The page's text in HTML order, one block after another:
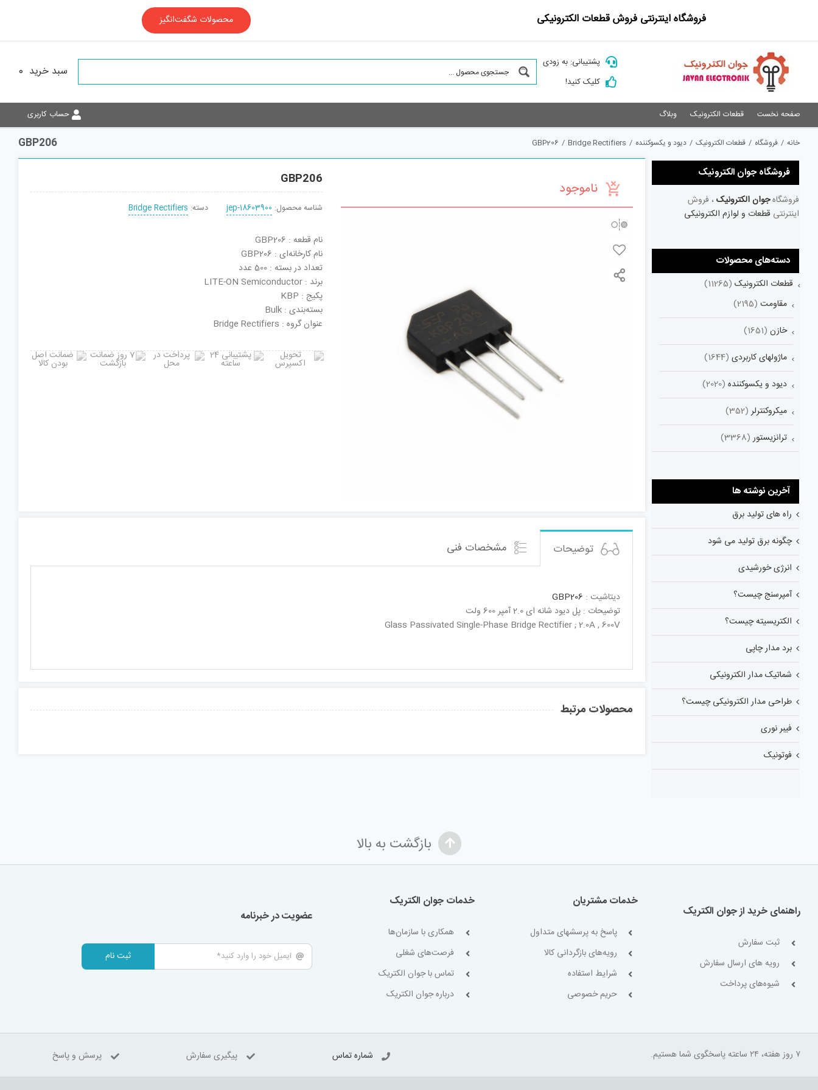
فروشگاه اینترنتی فروش قطعات الکترونیکی محصولات شگفت‌انگیز
پشتیبانی: به زودی
کلیک کنید!
سبد خرید 0
صفحه نخست قطعات الکترونیک وبلاگ حساب کاربری
GBP206 خانه / فروشگاه / قطعات الکترونیک / دیود و یکسوکننده /
Bridge Rectifiers
/
GBP206
ناموجود GBP206
شناسه محصول: jep-18603900 دسته: Bridge Rectifiers
نام قطعه : GBP206
نام کارخانه‌ای : GBP206
تعداد در بسته : 500 عدد
برند : LITE-ON Semiconductor
پکیج : KBP
بسته‌بندی : Bulk
عنوان گروه : Bridge Rectifiers
توضیحات مشخصات فنی
دیتاشیت : GBP206
توضیحات : پل دیود شانه ای 2.0 آمپر 600 ولت
Glass Passivated Single-Phase Bridge Rectifier ; 2.0A , 600V
محصولات مرتبط
فروشگاه جوان الکترونیک
فروشگاهجوان الکترونیک ، فروش
اینترنتی قطعات و لوازم الکترونیکی
دسته‌های محصولات
قطعات الکترونیک (11265)
مقاومت (2195)
خازن (1651)
ماژولهای کاربردی (1644)
دیود و یکسوکننده (2020)
میکروکنترلر (352)
ترانزیستور (3368)
آخرین نوشته ها
راه های تولید برق
چگونه برق تولید می شود
انرژی خورشیدی
آمپرسنج چیست؟
الکتریسیته چیست؟
برد مدار چاپی
شماتیک مدار الکترونیکی
طراحی مدار الکترونیکی چیست؟
فیبر نوری
فوتونیک
بازگشت به بالا
راهنمای خرید از جوان الکتریک
ثبت سفارش
رویه های ارسال سفارش
شیوه‌های پرداخت
خدمات مشتریان
پاسخ به پرسشهای متداول
رویه‌های بازگردانی کالا
شرایط استفاده
حریم خصوصی
خدمات جوان الکتریک
همکاری با سازمان‌ها
فرصت‌های شغلی
تماس با جوان الکتریک
درباره جوان الکتریک
عضویت در خبرنامه
ثبت نام
۷ روز هفته، ۲۴ ساعته پاسخگوی شما هستیم. شماره تماس پیگیری سفارش پرسش و پاسخ